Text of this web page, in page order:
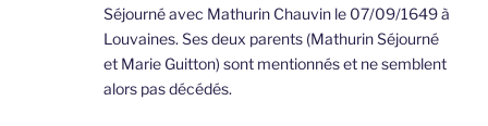
Séjourné avec Mathurin Chauvin le 07/09/1649 à
Louvaines. Ses deux parents (Mathurin Séjourné
et Marie Guitton) sont mentionnés et ne semblent
alors pas décédés.